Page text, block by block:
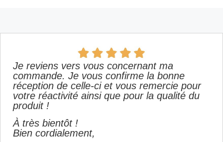
Je reviens vers vous concernant ma
commande. Je vous confirme la bonne
réception de celle-ci et vous remercie pour
votre réactivité ainsi que pour la qualité du
produit !
À très bientôt !
Bien cordialement,